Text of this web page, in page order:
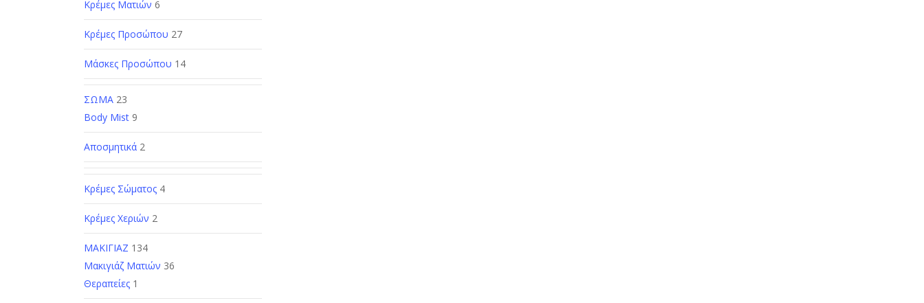
Κρέμες Ματιών 6
Κρέμες Προσώπου 27
Μάσκες Προσώπου 14
ΣΩΜΑ 23
Body Mist 9
Αποσμητικά 2
Κρέμες Σώματος 4
Κρέμες Χεριών 2
ΜΑΚΙΓΙΑΖ 134
Μακιγιάζ Ματιών 36
Θεραπείες 1